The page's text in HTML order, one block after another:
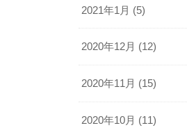
2021年1月 (5)
2020年12月 (12)
2020年11月 (15)
2020年10月 (11)